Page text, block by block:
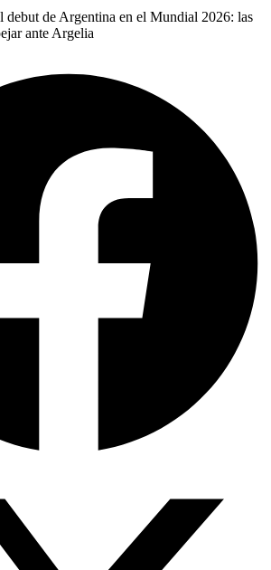
debut de Argentina en el Mundial 2026: las
ante Argelia